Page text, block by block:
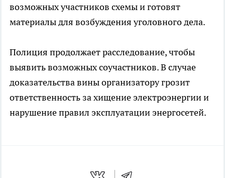
возможных участников схемы и готовят
материалы для возбуждения уголовного дела.
Полиция продолжает расследование, чтобы
выявить возможных соучастников. В случае
доказательства вины организатору грозит
ответственность за хищение электроэнергии и
нарушение правил эксплуатации энергосетей.